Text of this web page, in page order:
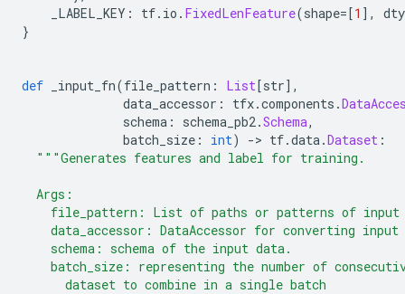
_LABEL_KEY : tf. io . FixedLenFeature(shape=[1 ],
}
def _input_fn(file_pattern : List[str],
data_accessor : tfx.components .
schema : schema_pb2.Schema,
batch_size : int) -> tf.data.Dataset :
"""Generates features and label for training.
Args:
file_pattern: List of paths or patterns of
data_accessor: DataAccessor for converting input
schema: schema of the input data.
batch_size: representing the number of
dataset to combine in a single batch